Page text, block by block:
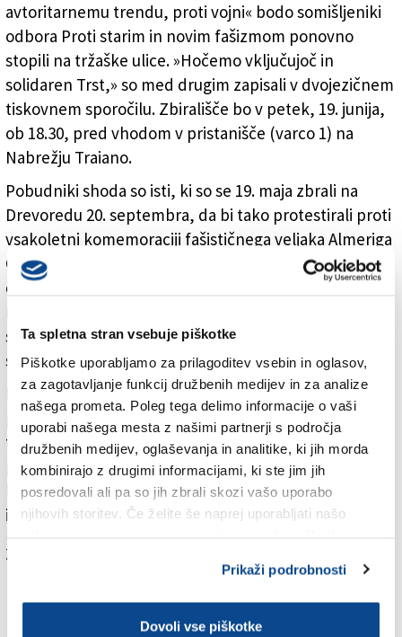
Ta spletna stran vsebuje piškotke
Piškotke uporabljamo za prilagoditev vsebin in oglasov,
za zagotavljanje funkcij družbenih medijev in za analize
našega prometa. Poleg tega delimo informacije o vaši
uporabi našega mesta z našimi partnerji s področja
družbenih medijev, oglaševanja in analitike, ki jih morda
kombinirajo z drugimi informacijami, ki ste jim jih
posredovali ali pa so jih zbrali skozi vašo uporabo
njihovih storitev. Če želite še naprej uporabljati našo
Prikaži podrobnosti
Dovoli vse piškotke
avtoritarnemu trendu, proti vojni« bodo somišljeniki
odbora Proti starim in novim fašizmom ponovno
stopili na tržaške ulice. »Hočemo vključujoč in
solidaren Trst,» so med drugim zapisali v dvojezičnem
tiskovnem sporočilu. Zbirališče bo v petek, 19. junija,
ob 18.30, pred vhodom v pristanišče (varco 1) na
Nabrežju Traiano.
Pobudniki shoda so isti, ki so se 19. maja zbrali na
Drevoredu 20. septembra, da bi tako protestirali proti
vsakoletni komemoraciji fašističnega veljaka Almeriga
Grilza v Ulici Paduina. Jasno in glasno so želeli
opozorili, da desnice, stegnjene v fašistični pozdrav,
sprevrglo v nasilje in v urbano gverilo, ki jo preiskuje
sodstvo.
Po tržaških ulicah želijo sedaj popeljati »živ,
pluralističen, ljudski antifašizem«, saj se je v zadnjih
tednih v njih utrdilo prepričanje, »da je nujno
potrebna mobilizacija, ki naj v ospredje postavi
krepitev solidarnosti, spomina na odporniško gibanje
in boja proti vsem oblikam zatiranja«.
Za branje in pisanje komentarjev